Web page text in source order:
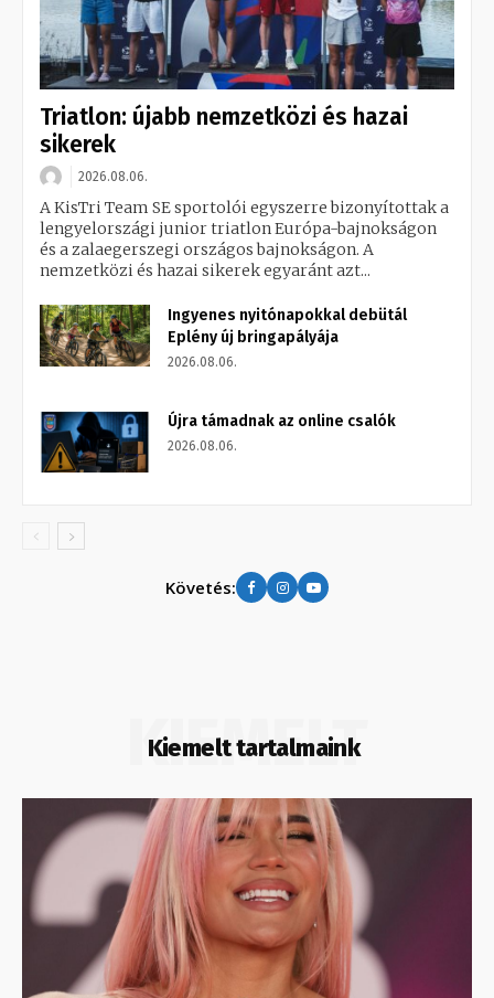
Triatlon: újabb nemzetközi és hazai
sikerek
2026.08.06.
A KisTri Team SE sportolói egyszerre bizonyítottak a
lengyelországi junior triatlon Európa-bajnokságon
és a zalaegerszegi országos bajnokságon. A
nemzetközi és hazai sikerek egyaránt azt...
Ingyenes nyitónapokkal debütál
Eplény új bringapályája
2026.08.06.
Újra támadnak az online csalók
2026.08.06.
Követés:
Kiemelt tartalmaink
KIEMELT